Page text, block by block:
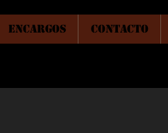
ENCARGOS CONTACTO